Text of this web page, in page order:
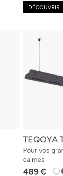
DÉCOUVRIR
TEQOYA
Pour vos
calmes
489 €